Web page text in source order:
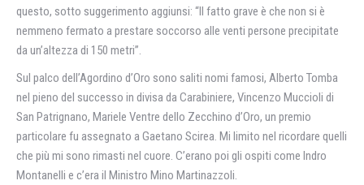
questo, sotto suggerimento aggiunsi: “Il fatto grave è che non si è
nemmeno fermato a prestare soccorso alle venti persone precipitate
da un’altezza di 150 metri”.
Sul palco dell’Agordino d’Oro sono saliti nomi famosi, Alberto Tomba
nel pieno del successo in divisa da Carabiniere, Vincenzo Muccioli di
San Patrignano, Mariele Ventre dello Zecchino d’Oro, un premio
particolare fu assegnato a Gaetano Scirea. Mi limito nel ricordare quelli
che più mi sono rimasti nel cuore. C’erano poi gli ospiti come Indro
Montanelli e c’era il Ministro Mino Martinazzoli.